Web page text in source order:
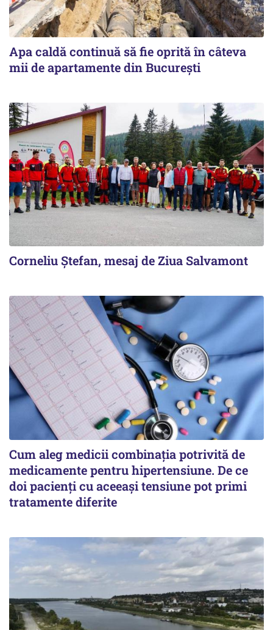
Apa caldă continuă să fie oprită în câteva
mii de apartamente din București
Corneliu Ștefan, mesaj de Ziua Salvamont
Cum aleg medicii combinația potrivită de
medicamente pentru hipertensiune. De ce
doi pacienți cu aceeași tensiune pot primi
tratamente diferite